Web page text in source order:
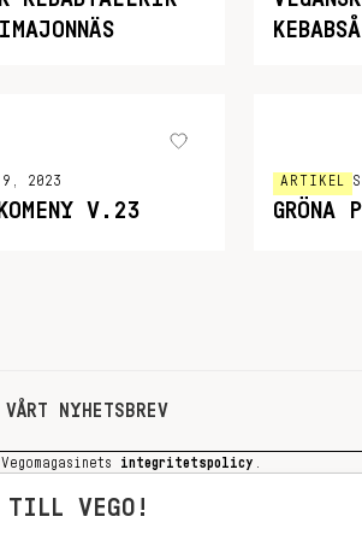
9, 2023
V.23
ARTIKEL
GRÖNA
NYHETSBREV
integritetspolicy
TILL VEGO!